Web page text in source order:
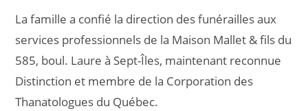
La famille a confié la direction des funérailles aux
services professionnels de la Maison Mallet & fils du
585, boul. Laure à Sept-Îles, maintenant reconnue
Distinction et membre de la Corporation des
Thanatologues du Québec.